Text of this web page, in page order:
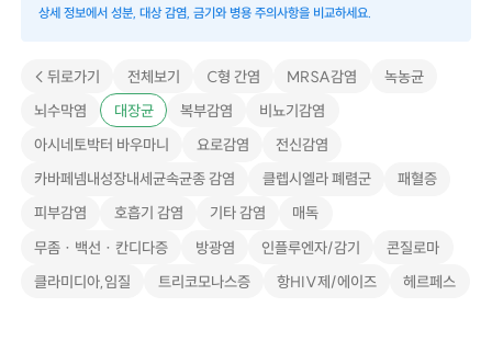
상세 정보에서 성분, 대상 감염, 금기와 병용 주의사항을 비교하세요.
< 뒤로가기 전체보기 C형 간염 MRSA감염
녹농균
뇌수막염
대장균 복부감염
비뇨기감염
아시네토박터 바우마니
요로감염
전신감염
카바페넴내성장내세균속균종 감염
클렙시엘라 폐렴군
패혈증
피부감염
호흡기 감염 기타 감염
매독
무좀 · 백선 · 칸디다증
방광염 인플루엔자/감기
콘질로마
클라미디아,임질
트리코모나스증 항HIV제/에이즈 헤르페스